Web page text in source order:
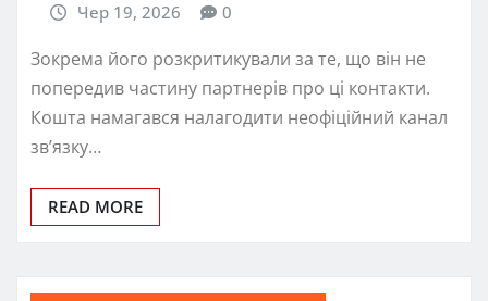
Чер 19, 2026 0
Зокрема його розкритикували за те, що він не
попередив частину партнерів про ці контакти.
Кошта намагався налагодити неофіційний канал
зв’язку…
READ MORE